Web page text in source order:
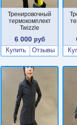
Тренировочный
термокомплект
Twizzle
6 000руб
Купить
Отзывы